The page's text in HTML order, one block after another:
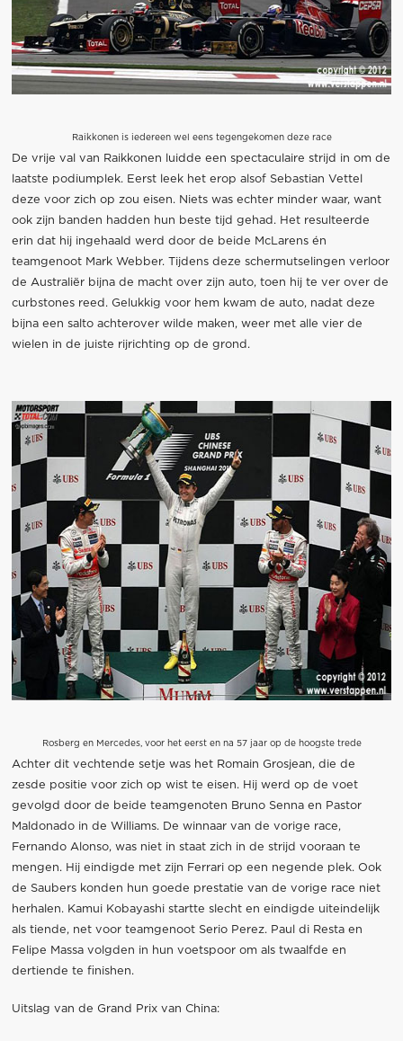
Raikkonen is iedereen wel eens tegengekomen deze race
De vrije val van Raikkonen luidde een spectaculaire strijd in om de
laatste podiumplek. Eerst leek het erop alsof Sebastian Vettel
deze voor zich op zou eisen. Niets was echter minder waar, want
ook zijn banden hadden hun beste tijd gehad. Het resulteerde
erin dat hij ingehaald werd door de beide McLarens én
teamgenoot Mark Webber. Tijdens deze schermutselingen verloor
de Australiër bijna de macht over zijn auto, toen hij te ver over de
curbstones reed. Gelukkig voor hem kwam de auto, nadat deze
bijna een salto achterover wilde maken, weer met alle vier de
wielen in de juiste rijrichting op de grond.
Rosberg en Mercedes, voor het eerst en na 57 jaar op de hoogste trede
Achter dit vechtende setje was het Romain Grosjean, die de
zesde positie voor zich op wist te eisen. Hij werd op de voet
gevolgd door de beide teamgenoten Bruno Senna en Pastor
Maldonado in de Williams. De winnaar van de vorige race,
Fernando Alonso, was niet in staat zich in de strijd vooraan te
mengen. Hij eindigde met zijn Ferrari op een negende plek. Ook
de Saubers konden hun goede prestatie van de vorige race niet
herhalen. Kamui Kobayashi startte slecht en eindigde uiteindelijk
als tiende, net voor teamgenoot Serio Perez. Paul di Resta en
Felipe Massa volgden in hun voetspoor om als twaalfde en
dertiende te finishen.
Uitslag van de Grand Prix van China: